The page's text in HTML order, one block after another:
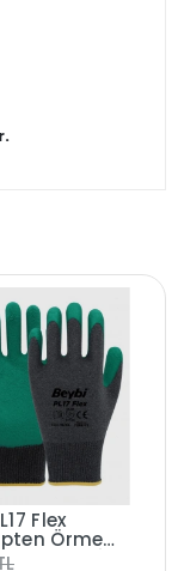
Flex
Örme
Kaplı İş